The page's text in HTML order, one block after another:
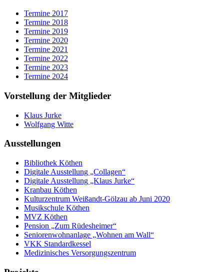
Termine 2017
Termine 2018
Termine 2019
Termine 2020
Termine 2021
Termine 2022
Termine 2023
Termine 2024
Vorstellung der Mitglieder
Klaus Jurke
Wolfgang Witte
Ausstellungen
Bibliothek Köthen
Digitale Ausstellung „Collagen“
Digitale Ausstellung „Klaus Jurke“
Kranbau Köthen
Kulturzentrum Weißandt-Gölzau ab Juni 2020
Musikschule Köthen
MVZ Köthen
Pension „Zum Rüdesheimer“
Seniorenwohnanlage „Wohnen am Wall“
VKK Standardkessel
Medizinisches Versorgungszentrum